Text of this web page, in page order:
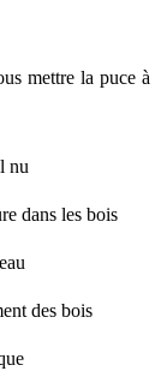
mettre la puce à
nu
dans les bois
des bois